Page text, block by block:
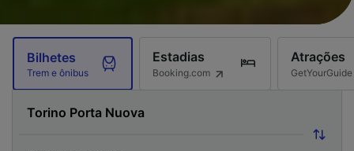
Bilhetes
Trem e ônibus
Estadias
Booking.com
Atrações
GetYourGuide